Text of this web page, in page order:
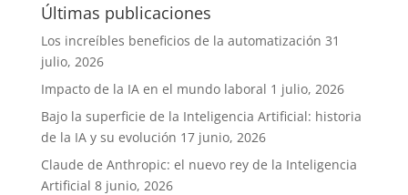
Últimas publicaciones
Los increíbles beneficios de la automatización 31
julio, 2026
Impacto de la IA en el mundo laboral 1 julio, 2026
Bajo la superficie de la Inteligencia Artificial: historia
de la IA y su evolución 17 junio, 2026
Claude de Anthropic: el nuevo rey de la Inteligencia
Artificial 8 junio, 2026